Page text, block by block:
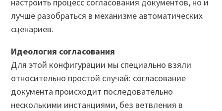
лучше разобраться в механизме автоматических
сценариев.
Идеология согласования
Для этой конфигурации мы специально взяли
относительно простой случай: согласование
документа происходит последовательно
несколькими инстанциями, без ветвления в